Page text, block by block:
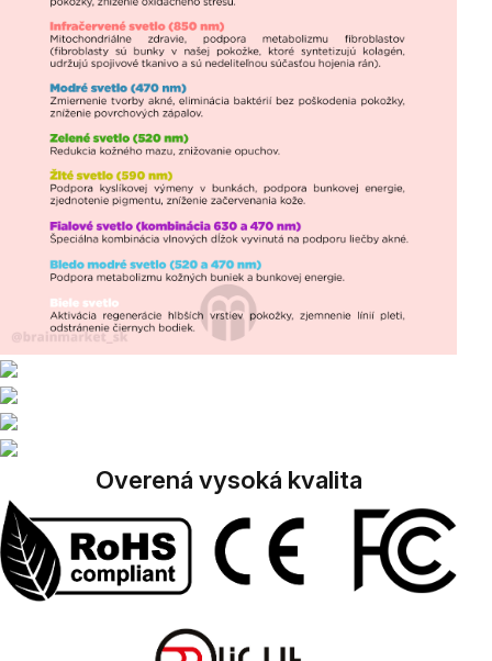
Overená vysoká kvalita